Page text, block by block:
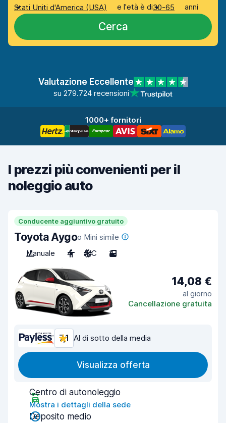
Stati Uniti d'America (USA)
e l'età è di30-65 anni
Cerca
Valutazione Eccellente
su 279.724 recensioni
1000+ fornitori
I prezzi più convenienti per il
noleggio auto
Conducente aggiuntivo gratuito
Toyota Aygoo Mini simile
Manuale
4 A/C 3
14,08 €
al giorno
Cancellazione gratuita
7,1 Al di sotto della media
Visualizza offerta
Centro di autonoleggio
Mostra i dettagli della sede
Deposito medio